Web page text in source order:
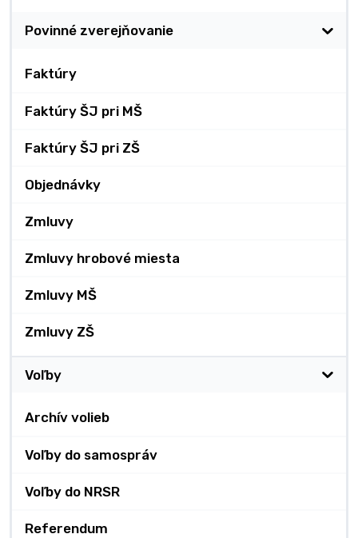
Povinné zverejňovanie
Faktúry
Faktúry ŠJ pri MŠ
Faktúry ŠJ pri ZŠ
Objednávky
Zmluvy
Zmluvy hrobové miesta
Zmluvy MŠ
Zmluvy ZŠ
Voľby
Archív volieb
Voľby do samospráv
Voľby do NRSR
Referendum